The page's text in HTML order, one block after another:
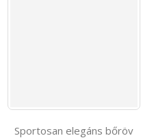
Sportosan elegáns bőröv